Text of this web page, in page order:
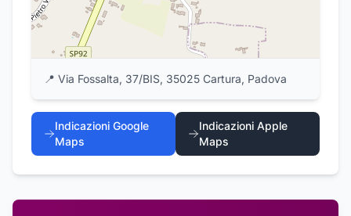
📍 Via Fossalta, 37/BIS, 35025 Cartura, Padova
Indicazioni Google
Maps
Indicazioni Apple
Maps